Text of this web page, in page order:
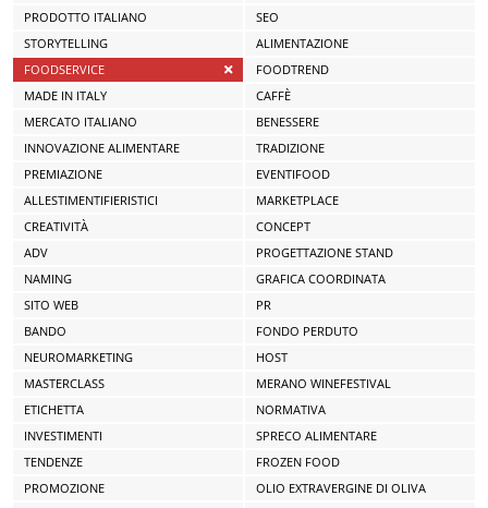
PRODOTTO ITALIANO
SEO
STORYTELLING
ALIMENTAZIONE
FOODSERVICE
FOODTREND
MADE IN ITALY
CAFFÈ
MERCATO ITALIANO
BENESSERE
INNOVAZIONE ALIMENTARE
TRADIZIONE
PREMIAZIONE
EVENTIFOOD
ALLESTIMENTIFIERISTICI
MARKETPLACE
CREATIVITÀ
CONCEPT
ADV
PROGETTAZIONE STAND
NAMING
GRAFICA COORDINATA
SITO WEB
PR
BANDO
FONDO PERDUTO
NEUROMARKETING
HOST
MASTERCLASS
MERANO WINEFESTIVAL
ETICHETTA
NORMATIVA
INVESTIMENTI
SPRECO ALIMENTARE
TENDENZE
FROZEN FOOD
PROMOZIONE
OLIO EXTRAVERGINE DI OLIVA